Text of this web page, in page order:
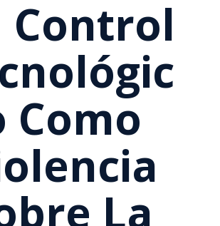
Control
Como
La